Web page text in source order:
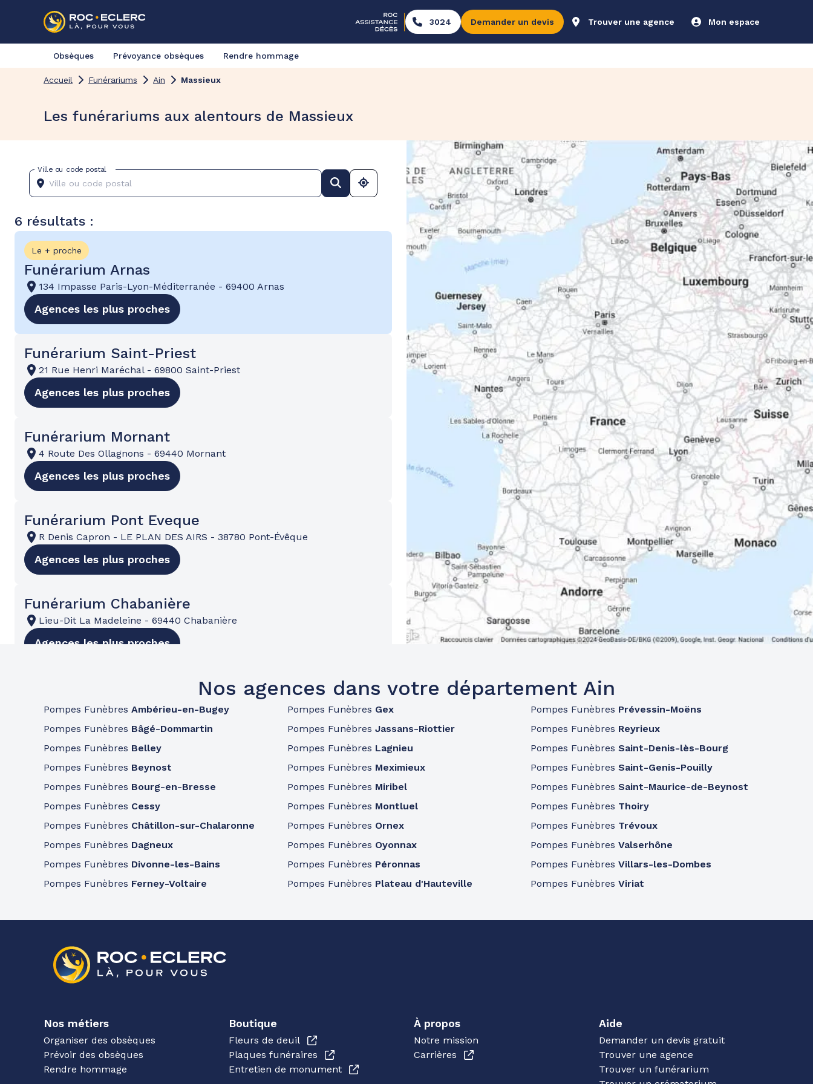
3024 Demander un devis Trouver une agence Mon espace
Obsèques Prévoyance obsèques Rendre hommage
Accueil Funérariums Ain Massieux
Les funérariums aux alentours de Massieux
Ville ou code postal
6 résultats :
Le + proche
Funérarium Arnas
134 Impasse Paris-Lyon-Méditerranée - 69400 Arnas
Agences les plus proches
Funérarium Saint-Priest
21 Rue Henri Maréchal- 69800 Saint-Priest
Agences les plus proches
Funérarium Mornant
4 Route Des Ollagnons - 69440 Mornant
Agences les plus proches
Funérarium Pont Eveque
R Denis Capron - LE PLAN DES AIRS - 38780 Pont-Évêque
Agences les plus proches
Funérarium Chabanière
Lieu-Dit La Madeleine - 69440 Chabanière
Agences les plus proches
Funérarium Chazelles-Sur Lyon
12 Rue Théo Girard - 42140 Chazelles-sur-Lyon
Agences les plus proches
Nos agences dans votre département Ain
Pompes Funèbres Ambérieu-en-Bugey
Pompes Funèbres Bâgé-Dommartin
Pompes Funèbres Belley
Pompes Funèbres Beynost
Pompes Funèbres Bourg-en-Bresse
Pompes Funèbres Cessy
Pompes Funèbres Châtillon-sur-Chalaronne
Pompes Funèbres Dagneux
Pompes Funèbres Divonne-les-Bains
Pompes Funèbres Ferney-Voltaire
Pompes Funèbres Gex
Pompes Funèbres Jassans-Riottier
Pompes Funèbres Lagnieu
Pompes Funèbres Meximieux
Pompes Funèbres Miribel
Pompes Funèbres Montluel
Pompes Funèbres Ornex
Pompes Funèbres Oyonnax
Pompes Funèbres Péronnas
Pompes Funèbres Plateau d'Hauteville
Pompes Funèbres Prévessin-Moëns
Pompes Funèbres Reyrieux
Pompes FunèbresSaint-Denis-lès-Bourg
Pompes FunèbresSaint-Genis-Pouilly
Pompes FunèbresSaint-Maurice-de-Beynost
Pompes Funèbres Thoiry
Pompes Funèbres Trévoux
Pompes FunèbresValserhône
Pompes FunèbresVillars-les-Dombes
Pompes FunèbresViriat
Nos métiers
Organiser des obsèques
Prévoir des obsèques
Rendre hommage
Boutique
Fleurs de deuil
Plaques funéraires
Entretien de monument
À propos
Notre mission
Carrières
Aide
Demander un devis gratuit
Trouver une agence
Trouver un funérarium